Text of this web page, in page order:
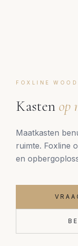
FOXLINE
Kasten op
Maatkasten
ruimte. Foxline
en